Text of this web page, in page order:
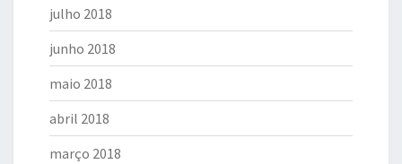
julho 2018
junho 2018
maio 2018
abril 2018
março 2018